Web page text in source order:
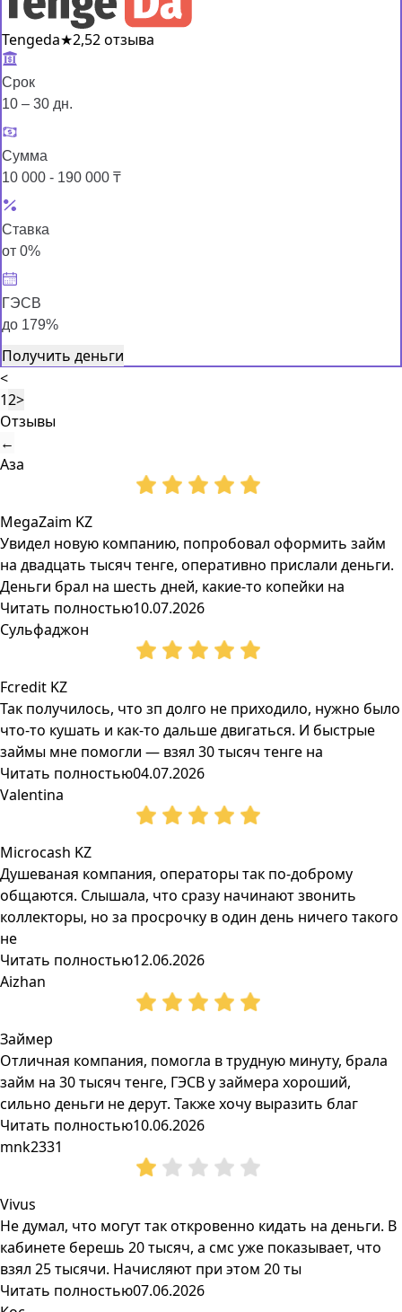
Tengeda★2,52 отзыва
Срок
10 – 30 дн.
Сумма
10 000 - 190 000 ₸
Ставка
от 0%
ГЭСВ
до 179%
Получить деньги
<
12>
Отзывы
←
Аза
MegaZaim KZ
Увидел новую компанию, попробовал оформить займ
на двадцать тысяч тенге, оперативно прислали деньги.
Деньги брал на шесть дней, какие-то копейки на
Читать полностью10.07.2026
Сульфаджон
Fcredit KZ
Так получилось, что зп долго не приходило, нужно было
что-то кушать и как-то дальше двигаться. И быстрые
займы мне помогли — взял 30 тысяч тенге на
Читать полностью04.07.2026
Valentina
Microcash KZ
Душеваная компания, операторы так по-доброму
общаются. Слышала, что сразу начинают звонить
коллекторы, но за просрочку в один день ничего такого
не
Читать полностью12.06.2026
Aizhan
Займер
Отличная компания, помогла в трудную минуту, брала
займ на 30 тысяч тенге, ГЭСВ у займера хороший,
сильно деньги не дерут. Также хочу выразить благ
Читать полностью10.06.2026
mnk2331
Vivus
Не думал, что могут так откровенно кидать на деньги. В
кабинете берешь 20 тысяч, а смс уже показывает, что
взял 25 тысячи. Начисляют при этом 20 ты
Читать полностью07.06.2026